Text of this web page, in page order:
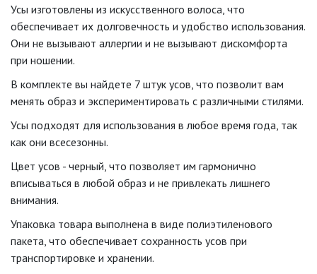
Усы изготовлены из искусственного волоса, что
обеспечивает их долговечность и удобство использования.
Они не вызывают аллергии и не вызывают дискомфорта
при ношении.
В комплекте вы найдете 7 штук усов, что позволит вам
менять образ и экспериментировать с различными стилями.
Усы подходят для использования в любое время года, так
как они всесезонны.
Цвет усов - черный, что позволяет им гармонично
вписываться в любой образ и не привлекать лишнего
внимания.
Упаковка товара выполнена в виде полиэтиленового
пакета, что обеспечивает сохранность усов при
транспортировке и хранении.